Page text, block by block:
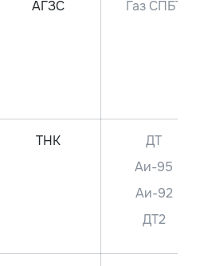
АГЗС Газ СПБТ
ТНК
ДТ
Аи-95
Аи-92
ДТ2